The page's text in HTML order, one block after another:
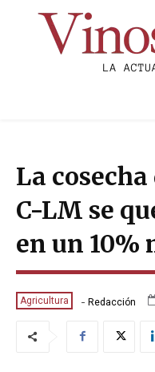
La
C-LM se
en un 10%
Agricultura - Redacción